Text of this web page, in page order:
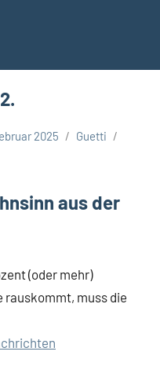
2025
Guetti
aus der
(oder mehr)
rauskommt, muss die